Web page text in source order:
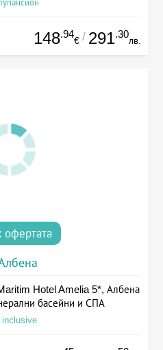
148.94
€ / 291.30
лв.
офертата
Hotel Amelia 5*, Албена
басейни и СПА